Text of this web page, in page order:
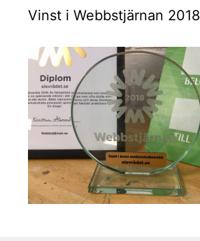
Vinst i Webbstjärnan 2018